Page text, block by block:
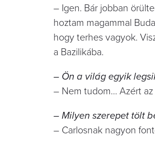
– Igen. Bár jobban
hoztam magammal
hogy terhes vagyok.
a Bazilikába.
– Ön a világ egyik
– Nem tudom… Azért
– Milyen szerepet tölt
– Carlosnak nagyon